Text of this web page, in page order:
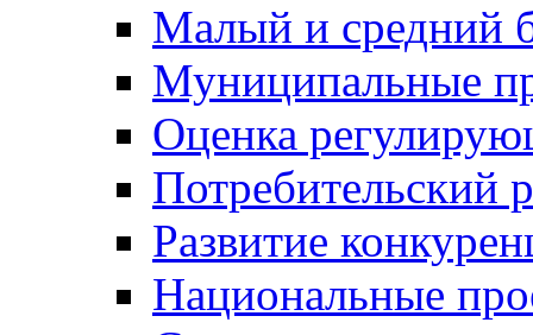
Малый и средний
Муниципальные
Оценка
Потребительский
Развитие
Национальные